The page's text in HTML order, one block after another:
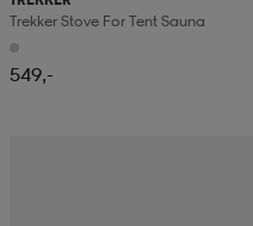
Trekker Stove For Tent Sauna
549,-